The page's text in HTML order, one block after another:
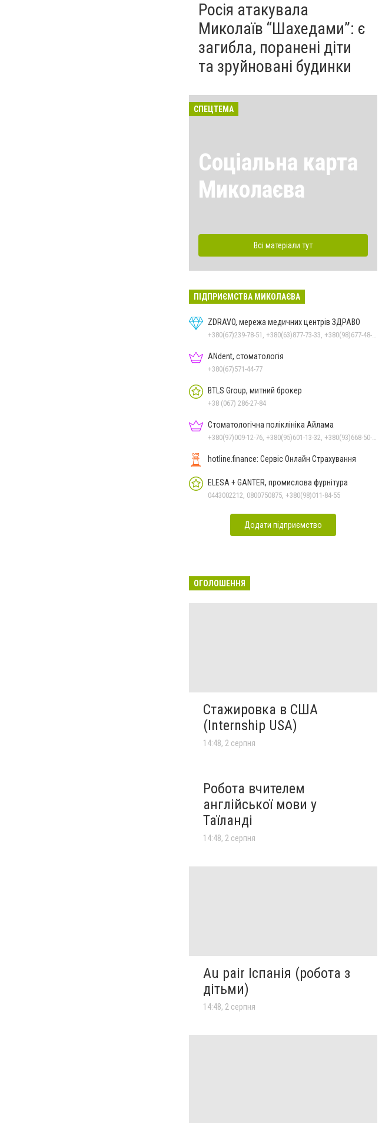
Росія атакувала
Миколаїв “Шахедами”: є
загибла, поранені діти
та зруйновані будинки
СПЕЦТЕМА
Соціальна карта
Миколаєва
Всі матеріали тут
ПІДПРИЄМСТВА МИКОЛАЄВА
ZDRAVO, мережа медичних центрів ЗДРАВО
ANdent, стоматологія
+380(67)571-44-77
BTLS Group, митний брокер
+38 (067) 286-27-84
Стоматологічна поліклініка Айлама
hotline.finance: Сервіс Онлайн Страхування
ELESA + GANTER, промислова фурнітура
0443002212, 0800750875, +380(98)011-84-55
Додати підприємство
ОГОЛОШЕННЯ
Стажировка в США
(Internship USA)
14:48, 2 серпня
Робота вчителем
англійської мови у
Таїланді
14:48, 2 серпня
Au pair Іспанія (робота з
дітьми)
14:48, 2 серпня